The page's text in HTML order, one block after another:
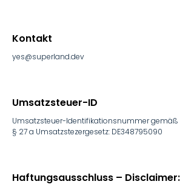
Kontakt
yes@superland.dev
Umsatzsteuer-ID
Umsatzsteuer-Identifikationsnummer gemäß
§ 27 a Umsatzstezergesetz: DE348795090
Haftungsausschluss – Disclaimer: